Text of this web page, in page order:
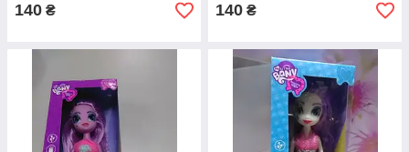
140 ₴ 140 ₴